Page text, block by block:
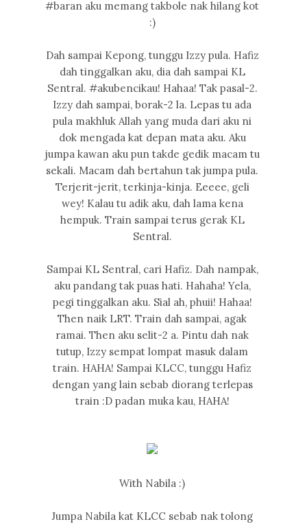
#baran aku memang takbole nak hilang kot
:)
Dah sampai Kepong, tunggu Izzy pula. Hafiz
dah tinggalkan aku, dia dah sampai KL
Sentral. #akubencikau! Hahaa! Tak pasal-2.
Izzy dah sampai, borak-2 la. Lepas tu ada
pula makhluk Allah yang muda dari aku ni
dok mengada kat depan mata aku. Aku
jumpa kawan aku pun takde gedik macam tu
sekali. Macam dah bertahun tak jumpa pula.
Terjerit-jerit, terkinja-kinja. Eeeee, geli
wey! Kalau tu adik aku, dah lama kena
hempuk. Train sampai terus gerak KL
Sentral.
Sampai KL Sentral, cari Hafiz. Dah nampak,
aku pandang tak puas hati. Hahaha! Yela,
pegi tinggalkan aku. Sial ah, phuii! Hahaa!
Then naik LRT. Train dah sampai, agak
ramai. Then aku selit-2 a. Pintu dah nak
tutup, Izzy sempat lompat masuk dalam
train. HAHA! Sampai KLCC, tunggu Hafiz
dengan yang lain sebab diorang terlepas
train :D padan muka kau, HAHA!
With Nabila :)
Jumpa Nabila kat KLCC sebab nak tolong